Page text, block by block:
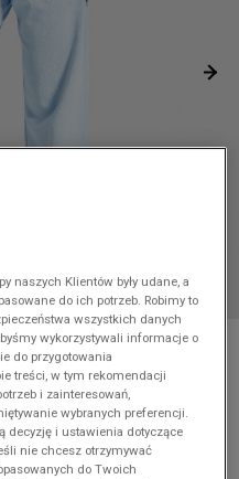
LOW RISE WIDE LEG
kolekcji, ubiegłych
naszych Klientów były udane, a
do ich potrzeb. Robimy to
wszystkich danych
wykorzystywali informacje o
do przygotowania
treści, w tym rekomendacji
i zainteresowań,
wybranych preferencji.
i ustawienia dotyczące
nie chcesz otrzymywać
do Twoich